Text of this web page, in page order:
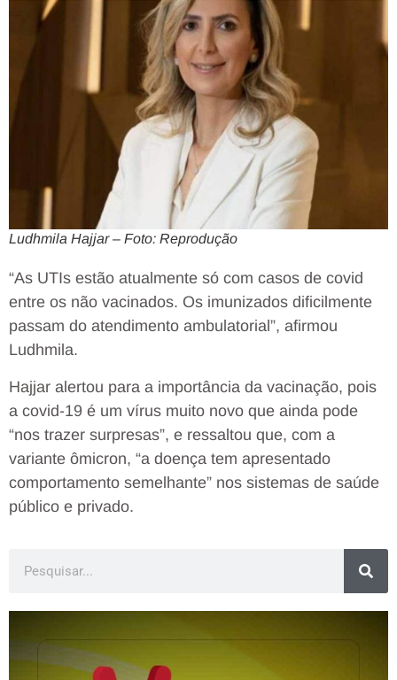
Ludhmila Hajjar – Foto: Reprodução
“As UTIs estão atualmente só com casos de covid
entre os não vacinados. Os imunizados dificilmente
passam do atendimento ambulatorial”, afirmou
Ludhmila.
Hajjar alertou para a importância da vacinação, pois
a covid-19 é um vírus muito novo que ainda pode
“nos trazer surpresas”, e ressaltou que, com a
variante ômicron, “a doença tem apresentado
comportamento semelhante” nos sistemas de saúde
público e privado.